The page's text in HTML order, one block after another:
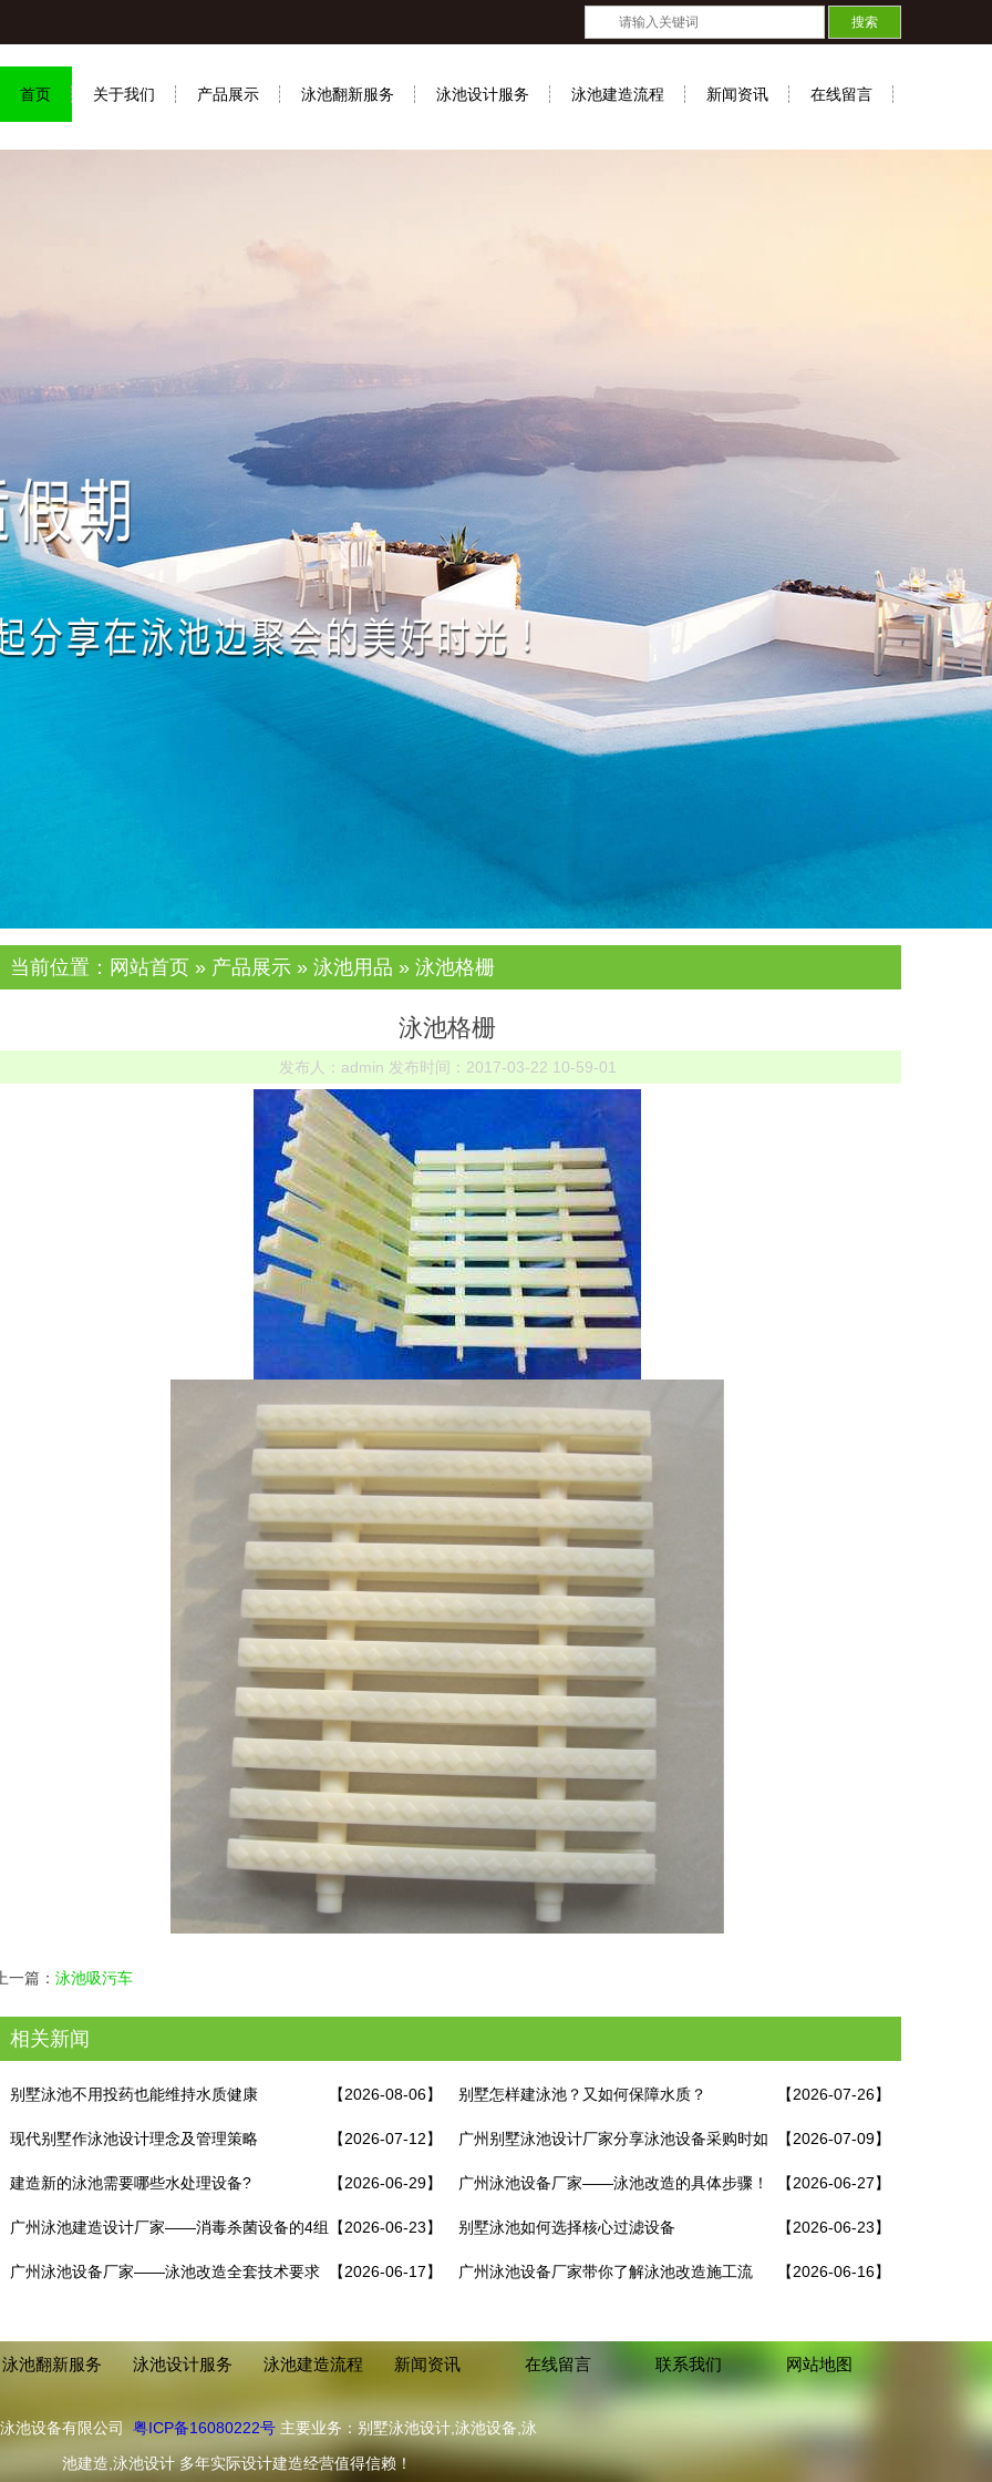
首页 关于我们 产品展示 泳池翻新服务 泳池设计服务 泳池建造流程 新闻资讯 在线留言
联系我们
当前位置： 网站首页 » 产品展示 » 泳池用品 » 泳池格栅
泳池格栅
发布人：admin 发布时间：2017-03-22 10-59-01
一篇： 泳池吸污车
相关新闻
【2026-08-06】
别墅泳池不用投药也能维持水质健康 【2026-07-26】
别墅怎样建泳池？又如何保障水质？
【2026-07-12】
现代别墅作泳池设计理念及管理策略 【2026-07-09】
广州别墅泳池设计厂家分享泳池设备采购时如
何避免踩坑！
【2026-06-29】
建造新的泳池需要哪些水处理设备? 【2026-06-27】
广州泳池设备厂家——泳池改造的具体步骤！
【2026-06-23】
广州泳池建造设计厂家——消毒杀菌设备的4组
最优搭配！
【2026-06-23】
别墅泳池如何选择核心过滤设备
【2026-06-17】
广州泳池设备厂家——泳池改造全套技术要求 【2026-06-16】
广州泳池设备厂家带你了解泳池改造施工流
泳池翻新服务 泳池设计服务 泳池建造流程 新闻资讯 在线留言 联系我们 网站地图
池设备有限公司 粤ICP备16080222号主要业务：别墅泳池设计,泳池设备,泳
池建造,泳池设计 多年实际设计建造经营值得信赖！